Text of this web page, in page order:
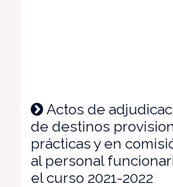
Actos de
de destinos
prácticas y en
al personal
el curso 2021-2022